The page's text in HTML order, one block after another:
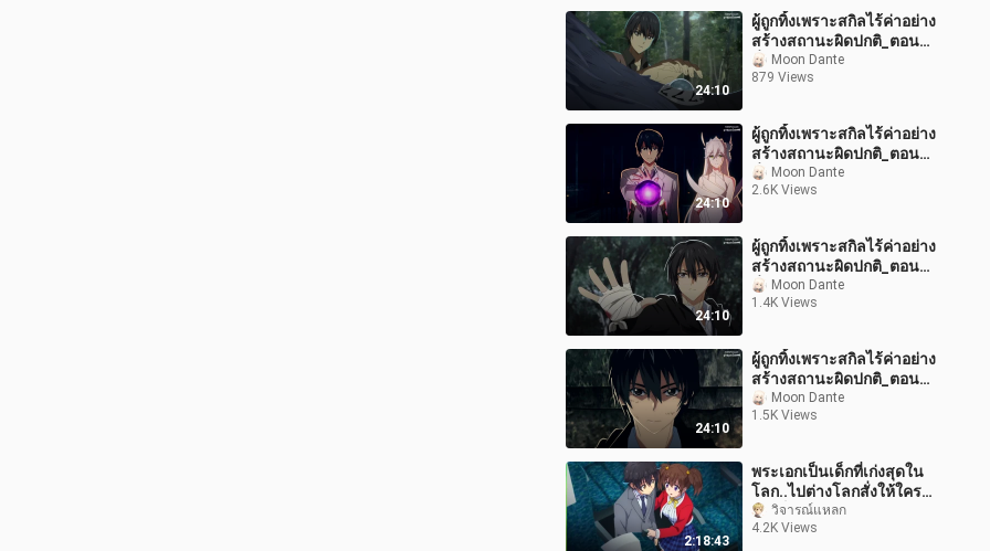
24:10
ผู้ถูกทิ้งเพราะสกิลไร้ค่าอย่าง
สร้างสถานะผิดปกติ_ตอน
ที่_10_พากย์ไทย
Moon Dante
879 Views
24:10
ผู้ถูกทิ้งเพราะสกิลไร้ค่าอย่าง
สร้างสถานะผิดปกติ_ตอน
ที่_1_พากย์ไทย
Moon Dante
2.6K Views
24:10
ผู้ถูกทิ้งเพราะสกิลไร้ค่าอย่าง
สร้างสถานะผิดปกติ_ตอน
ที่_3 _พากย์ไทย
Moon Dante
1.4K Views
24:10
ผู้ถูกทิ้งเพราะสกิลไร้ค่าอย่าง
สร้างสถานะผิดปกติ_ตอนที่
_2_พากย์ไทย
Moon Dante
1.5K Views
2:18:43
พระเอกเป็นเด็กที่เก่งสุดใน
โลก..ไปต่างโลกสั่งให้ใคร
ตายก็ได้ LV99999+ ☄️✨
วิจารณ์แหลก
4.2K Views